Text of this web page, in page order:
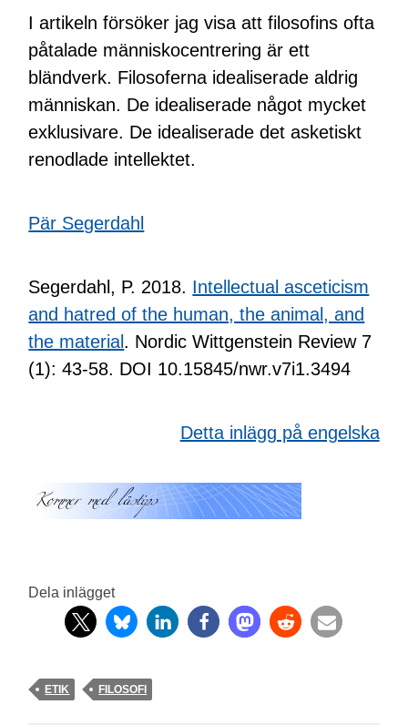
I artikeln försöker jag visa att filosofins ofta
påtalade människocentrering är ett
bländverk. Filosoferna idealiserade aldrig
människan. De idealiserade något mycket
exklusivare. De idealiserade det asketiskt
renodlade intellektet.
Pär Segerdahl
Segerdahl, P. 2018. Intellectual asceticism
and hatred of the human, the animal, and
the material . Nordic Wittgenstein Review 7
(1): 43-58. DOI 10.15845/nwr.v7i1.3494
Detta inlägg på engelska
Dela inlägget
ETIK FILOSOFI